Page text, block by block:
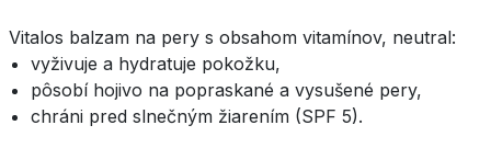
Vitalos balzam na pery s obsahom vitamínov, neutral:
vyživuje a hydratuje pokožku,
pôsobí hojivo na popraskané a vysušené pery,
chráni pred slnečným žiarením (SPF 5).